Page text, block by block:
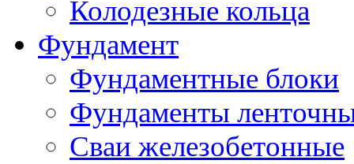
Колодезные кольца
Фундамент
Фундаментные блоки
Фундаменты
Сваи железобетонные